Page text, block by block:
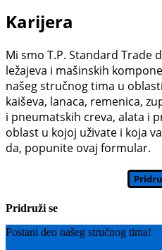
Karijera
Mi smo T.P. Standard Trade
ležajeva i mašinskih
našeg stručnog tima u
kaiševa, lanaca, remenica,
i pneumatskih creva, alata i
oblast u kojoj uživate i koja
da, popunite ovaj formular.
Pridruži se
Postani deo našeg stručnog tima!